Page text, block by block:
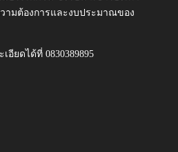
ามต้องการและงบประมาณของ
อียดได้ที่ 0830389895